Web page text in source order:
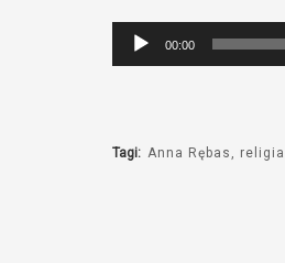
Odtwarzacz
plików
00:00
Tagi: Anna Rębas religia